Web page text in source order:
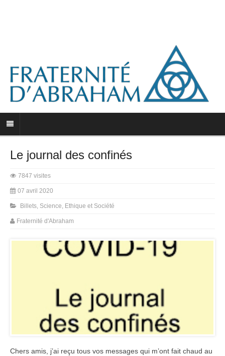
Le journal des confinés
7847 visites
07 avril 2020
Billets, Science, Ethique et Société
Fraternité d'Abraham
Chers amis, j’ai reçu tous vos messages qui m’ont fait chaud au